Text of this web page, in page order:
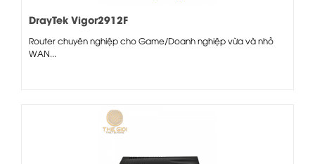
DrayTek Vigor2912F
Router chuyên nghiệp cho Game/Doanh nghiệp vừa và nhỏ
WAN...